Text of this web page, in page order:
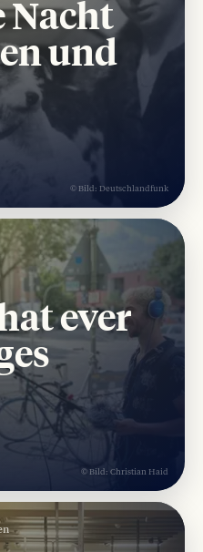
Nacht
und
oder Männerfantasie? Die
© Bild: Deutschlandfunk
ever
© Bild: Christian Haid